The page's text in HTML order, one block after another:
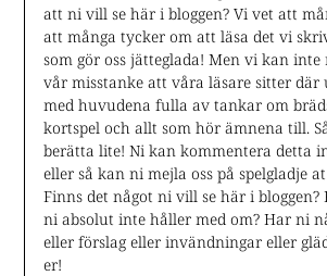
att ni vill se här i bloggen? Vi vet att
att många tycker om att läsa det vi
som gör oss jätteglada! Men vi kan inte
vår misstanke att våra läsare sitter där
med huvudena fulla av tankar om
kortspel och allt som hör ämnena till.
berätta lite! Ni kan kommentera detta
eller så kan ni mejla oss på spelgladje
Finns det något ni vill se här i bloggen?
ni absolut inte håller med om? Har ni
eller förslag eller invändningar eller
er!